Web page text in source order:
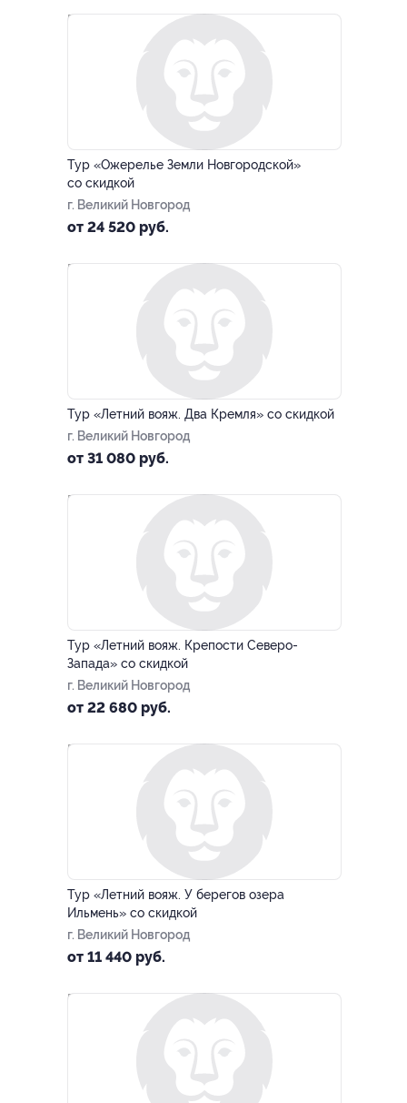
Тур «Ожерелье Земли Новгородской»
со скидкой
г. Великий Новгород
от 24 520 руб.
Тур «Летний вояж. Два Кремля» со скидкой
г. Великий Новгород
от 31 080 руб.
Тур «Летний вояж. Крепости Северо-
Запада» со скидкой
г. Великий Новгород
от 22 680 руб.
Тур «Летний вояж. У берегов озера
Ильмень» со скидкой
г. Великий Новгород
от 11 440 руб.